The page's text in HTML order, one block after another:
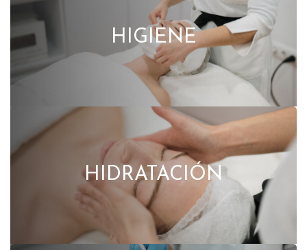
HIGIENE
HIDRATACIÓN